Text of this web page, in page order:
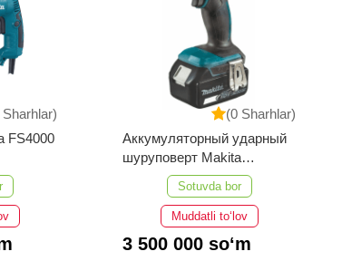
Sharhlar)
FS4000
(0 Sharhlar)
Аккумуляторный ударный
шуруповерт Makita
DTD156RFE
Sotuvda bor
Muddatli to‘lov
3 500 000 so‘m